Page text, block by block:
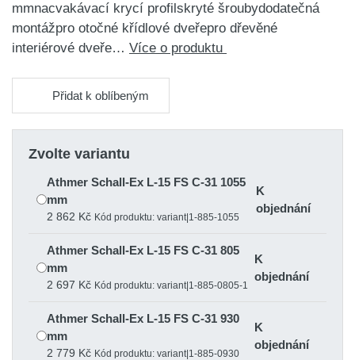
mmnacvakávací krycí profilskryté šroubydodatečná
montážpro otočné křídlové dveřepro dřevěné
interiérové dveře… Více o produktu
Přidat k oblíbeným
Zvolte variantu
Athmer Schall-Ex L-15 FS C-31 1055
mm
2 862 Kč Kód produktu: variant|1-885-1055
K
objednání
Athmer Schall-Ex L-15 FS C-31 805
mm
2 697 Kč Kód produktu: variant|1-885-0805-1
K
objednání
Athmer Schall-Ex L-15 FS C-31 930
mm
2 779 Kč Kód produktu: variant|1-885-0930
K
objednání